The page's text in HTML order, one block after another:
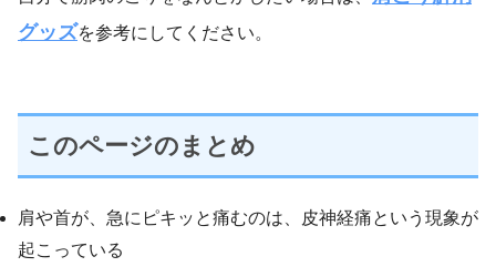
グッズを参考にしてください。
このページのまとめ
肩や首が、急にピキッと痛むのは、皮神経痛という現象が
起こっている